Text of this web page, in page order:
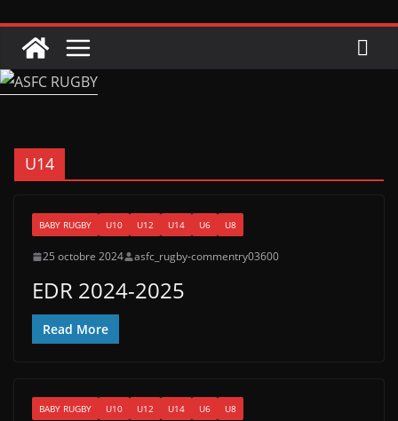
U14
BABY RUGBY U10 U12 U14 U6 U8
25 octobre 2024 asfc_rugby-commentry03600
EDR 2024-2025
Read More
BABY RUGBY U10 U12 U14 U6 U8